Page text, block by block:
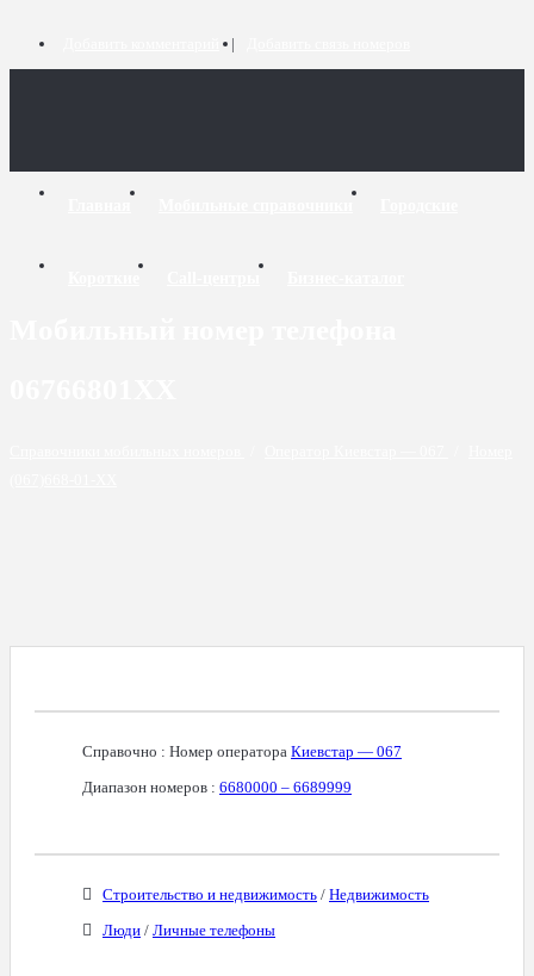
Справочно : Номер оператора Киевстар — 067
Диапазон номеров : 6680000 – 6689999
Строительство и недвижимость / Недвижимость
Люди / Личные телефоны